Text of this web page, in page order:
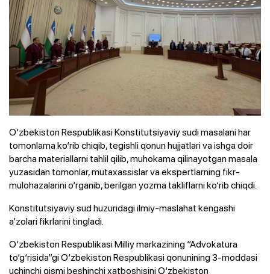
O‘zbekiston Respublikasi Konstitutsiyaviy sudi masalani har
tomonlama ko‘rib chiqib, tegishli qonun hujjatlari va ishga doir
barcha materiallarni tahlil qilib, muhokama qilinayotgan masala
yuzasidan tomonlar, mutaxassislar va ekspertlarning fikr-
mulohazalarini o‘rganib, berilgan yozma takliflarni ko‘rib chiqdi.
Konstitutsiyaviy sud huzuridagi ilmiy-maslahat kengashi
a’zolari fikrlarini tingladi.
O‘zbekiston Respublikasi Milliy markazining “Advokatura
to‘g‘risida”gi O‘zbekiston Respublikasi qonunining 3-moddasi
uchinchi qismi beshinchi xatboshisini O‘zbekiston